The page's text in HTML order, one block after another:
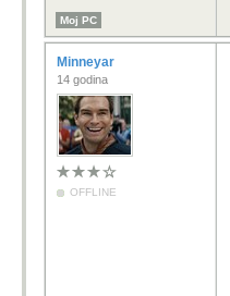
Moj PC
Minneyar
14 godina
OFFLINE